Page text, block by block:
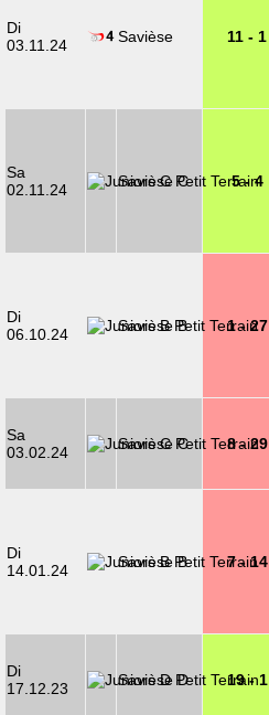
Di
03.11.24
Savièse 11 - 1
Sa
02.11.24
Savièse C 5 - 4
Di
06.10.24
Savièse B 1 - 27
Sa
03.02.24
Savièse C 8 - 29
Di
14.01.24
Savièse B 7 - 14
Di
17.12.23
Savièse D 19 - 1